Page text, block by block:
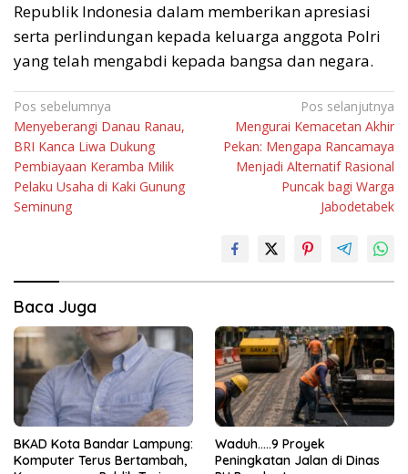
Republik Indonesia dalam memberikan apresiasi
serta perlindungan kepada keluarga anggota Polri
yang telah mengabdi kepada bangsa dan negara.
Navigasi
pos
Pos sebelumnya
Menyeberangi Danau Ranau,
BRI Kanca Liwa Dukung
Pembiayaan Keramba Milik
Pelaku Usaha di Kaki Gunung
Seminung
Pos selanjutnya
Mengurai Kemacetan Akhir
Pekan: Mengapa Rancamaya
Menjadi Alternatif Rasional
Puncak bagi Warga
Jabodetabek
Baca Juga
BKAD Kota Bandar Lampung:
Komputer Terus Bertambah,
Waduh…..9 Proyek
Peningkatan Jalan di Dinas